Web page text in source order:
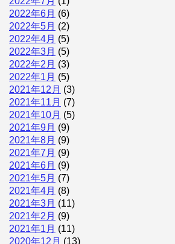
2022年6月 (6)
2022年5月 (2)
2022年4月 (5)
2022年3月 (5)
2022年2月 (3)
2022年1月 (5)
2021年12月 (3)
2021年11月 (7)
2021年10月 (5)
2021年9月 (9)
2021年8月 (9)
2021年7月 (9)
2021年6月 (9)
2021年5月 (7)
2021年4月 (8)
2021年3月 (11)
2021年2月 (9)
2021年1月 (11)
2020年12月 (13)